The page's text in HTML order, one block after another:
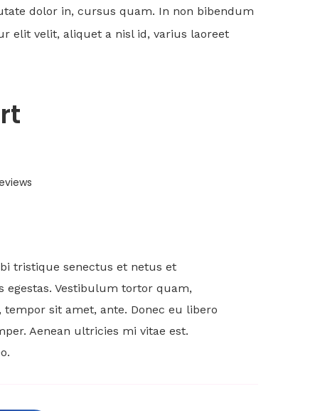
dolor in, cursus quam. In non bibendum
elit velit, aliquet a nisl id, varius laoreet
tristique senectus et netus et
egestas. Vestibulum tortor quam,
sit amet, ante. Donec eu libero
Aenean ultricies mi vitae est.